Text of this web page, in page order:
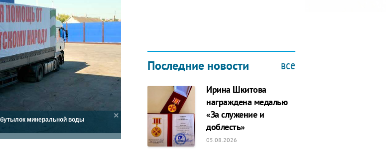
минеральной воды
Последние новости все
Ирина Шкитова
награждена медалью
«За служение и
доблесть»
05.08.2026